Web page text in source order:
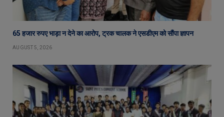
65 हजार रुपए भाड़ा न देने का आरोप, ट्रक चालक ने एसडीएम को सौंपा ज्ञापन
AUGUST 5, 2026